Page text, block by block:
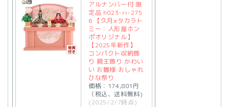
アルナンバー付 限
定品 h023-ri-275
6 【久月×タカラト
ミー：人形屋ホン
ポオリジナル】
【2025年新作】
コンパクト収納飾
り 親王飾り かわい
い お雛様 おしゃれ
ひな祭り
価格：174,801円
（税込、送料無料)
(2025/2/7時点)